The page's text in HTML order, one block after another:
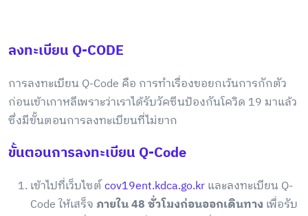
ลงทะเบียน Q-CODE
การลงทะเบียน Q-Code คือ การทำเรื่องขอยกเว้นการกักตัว
ก่อนเข้าเกาหลีเพราะว่าเราได้รับวัคซีนป้องกันโควิด 19 มาแล้ว
ซึ่งมีขั้นตอนการลงทะเบียนที่ไม่ยาก
ขั้นตอนการลงทะเบียน Q-Code
เข้าไปที่เว็บไซต์cov19ent.kdca.go.krและลงทะเบียน Q-
Code ให้เสร็จภายใน 48 ชั่วโมงก่อนออกเดินทาง เพื่อรับ